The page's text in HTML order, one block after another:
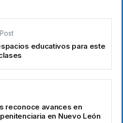
educativos para este
reconoce avances en
en Nuevo León